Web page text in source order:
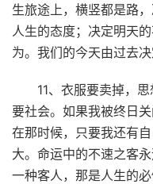
生旅途上，横竖都是路
人生的态度；决定明天
为。我们的今天由过去
11、衣服要卖掉，
要社会。如果我被终日
在那时候，只要我还有
大。命运中的不速之客
一种客人，那是人生的必